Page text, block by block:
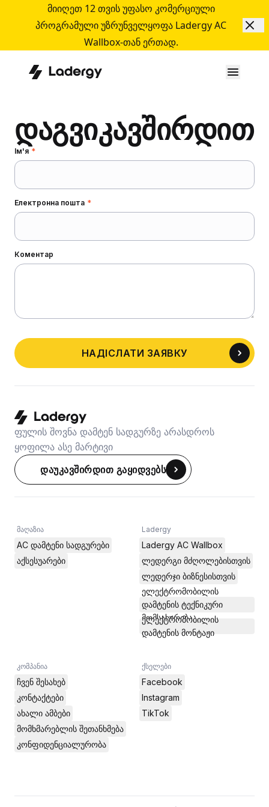
მიიღეთ 12 თვის უფასო კომერციული
პროგრამული უზრუნველყოფა Ladergy AC
Wallbox-თან ერთად.
დაგვიკავშირდით
Ім'я *(required)
Електронна пошта *(required)
Коментар
НАДІСЛАТИ ЗАЯВКУ
ფულის შოვნა დამტენ სადგურზე არასდროს
ყოფილა ასე მარტივი
დაუკავშირდით გაყიდვებს
მაღაზია
AC დამტენი სადგურები
აქსესუარები
Ladergy
Ladergy AC Wallbox
ლედერგი მძღოლებისთვის
ლედერჯი ბიზნესისთვის
ელექტრომობილის
დამტენის ტექნიკური
მომსახურება
ელექტრომობილის
დამტენის მონტაჟი
კომპანია
ჩვენ შესახებ
კონტაქტები
ახალი ამბები
მომხმარებლის შეთანხმება
კონფიდენციალურობა
ქსელები
Facebook
Instagram
TikTok